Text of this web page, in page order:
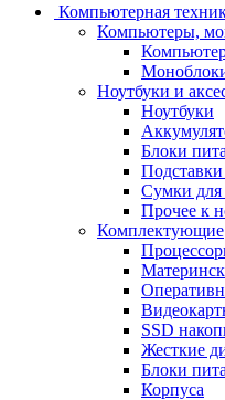
Компьютерная
Компьютеры,
Ноутбуки и
Ноутбуки
Блоки
Подставки
Сумки для
Прочее к
Комплектующие
SSD
Жесткие
Блоки
Корпуса